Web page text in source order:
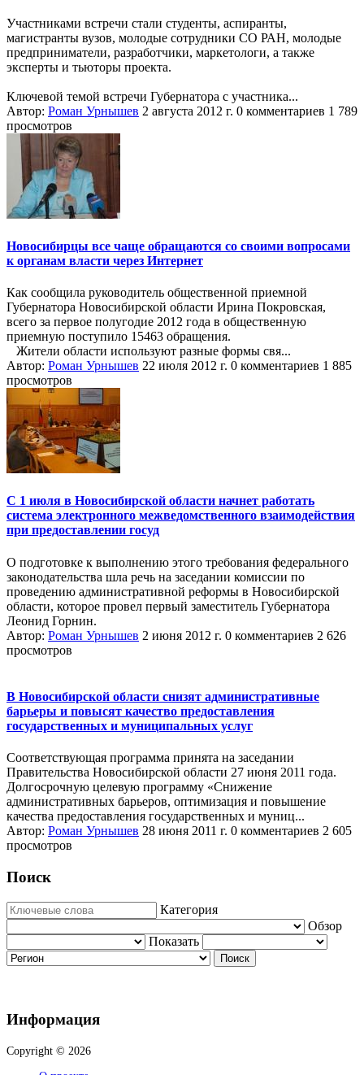
Участниками встречи стали студенты, аспиранты,
магистранты вузов, молодые сотрудники СО РАН, молодые
предприниматели, разработчики, маркетологи, а также
эксперты и тьюторы проекта.
Ключевой темой встречи Губернатора с участника...
Автор: Роман Урнышев 2 августа 2012 г. 0 комментариев 1 789
просмотров
Новосибирцы все чаще обращаются со своими вопросами
к органам власти через Интернет
Как сообщила руководитель общественной приемной
Губернатора Новосибирской области Ирина Покровская,
всего за первое полугодие 2012 года в общественную
приемную поступило 15463 обращения.
​ Жители области используют разные формы свя...
Автор: Роман Урнышев 22 июля 2012 г. 0 комментариев 1 885
просмотров
С 1 июля в Новосибирской области начнет работать
система электронного межведомственного взаимодействия
при предоставлении госуд
О подготовке к выполнению этого требования федерального
законодательства шла речь на заседании комиссии по
проведению административной реформы в Новосибирской
области, которое провел первый заместитель Губернатора
Леонид Горнин.
Автор: Роман Урнышев 2 июня 2012 г. 0 комментариев 2 626
просмотров
В Новосибирской области снизят административные
барьеры и повысят качество предоставления
государственных и муниципальных услуг
​Соответствующая программа принята на заседании
Правительства Новосибирской области 27 июня 2011 года.​
Долгосрочную целевую программу «Снижение
административных барьеров, оптимизация и повышение
качества предоставления государственных и муниц...
Автор: Роман Урнышев 28 июня 2011 г. 0 комментариев 2 605
просмотров
Поиск
Категория
Обзор
Показать
Поиск
Информация
Copyright © 2026